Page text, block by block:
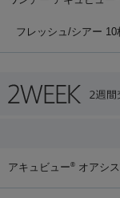
フレッシュ/シアー 10
アキュビュー® オアシス